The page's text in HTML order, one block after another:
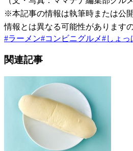
※本記事の情報は執筆時または公
情報とは異なる可能性があります
#ラーメン#コンビニグルメ#しょっ
関連記事